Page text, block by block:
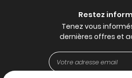
Restez
Tenez vous
dernières offres et